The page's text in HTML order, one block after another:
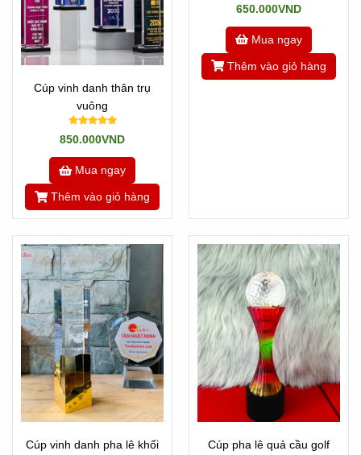
Cúp vinh danh thân trụ
vuông
850.000VND
Mua ngay
Thêm vào giỏ hàng
650.000VND
Mua ngay
Thêm vào giỏ hàng
Cúp vinh danh pha lê khối
Cúp pha lê quả cầu golf